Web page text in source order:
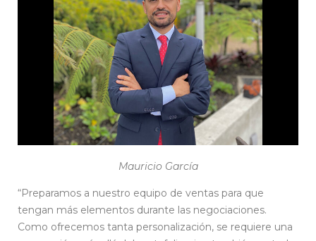
Mauricio García
“Preparamos a nuestro equipo de ventas para que
tengan más elementos durante las negociaciones.
Como ofrecemos tanta personalización, se requiere una